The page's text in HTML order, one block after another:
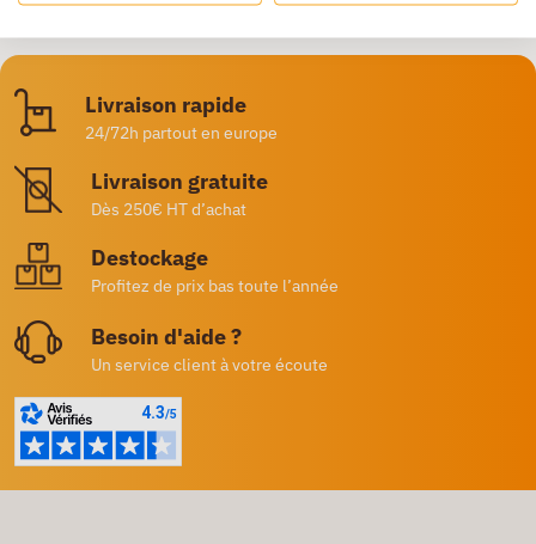
Livraison rapide
24/72h partout en europe
Livraison gratuite
Dès 250€ HT d’achat
Destockage
Profitez de prix bas toute l’année
Besoin d'aide ?
Un service client à votre écoute